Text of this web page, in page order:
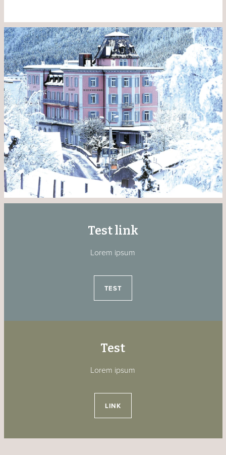
Test link
Lorem ipsum
TEST
Test
Lorem ipsum
LINK